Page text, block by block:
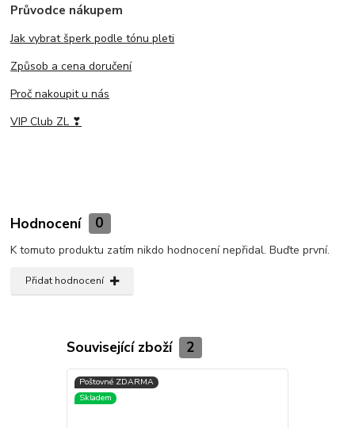
Průvodce nákupem
Jak vybrat šperk podle tónu pleti
Způsob a cena doručení
Proč nakoupit u nás
VIP Club ZL ❣
Hodnocení 0
K tomuto produktu zatím nikdo hodnocení nepřidal. Buďte první.
Přidat hodnocení
Související zboží 2